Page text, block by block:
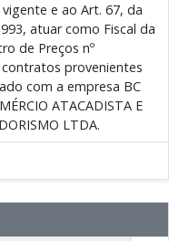
e ao Art. 67, da
atuar como Fiscal da
de Preços nº
provenientes
com a empresa BC
ATACADISTA E
LTDA.